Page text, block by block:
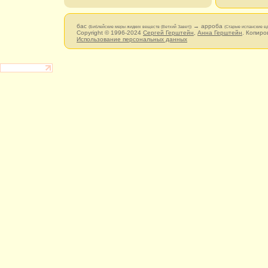
бас (Библейские меры жидких веществ (Ветхий Завет)) → арроба (Старые испанские
Copyright © 1996-2024 Сергей Герштейн Анна Герштейн .
Использование персональных данных